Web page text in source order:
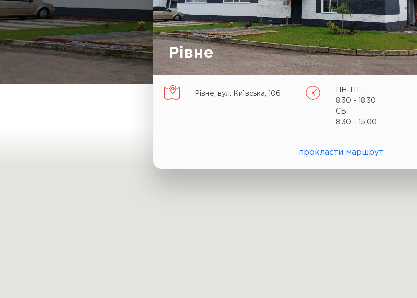
Рівне
Рівне, вул. Київська, 106
ПН-ПТ.
8:30 - 18:30
СБ.
8:30 - 15:00
прокласти маршрут